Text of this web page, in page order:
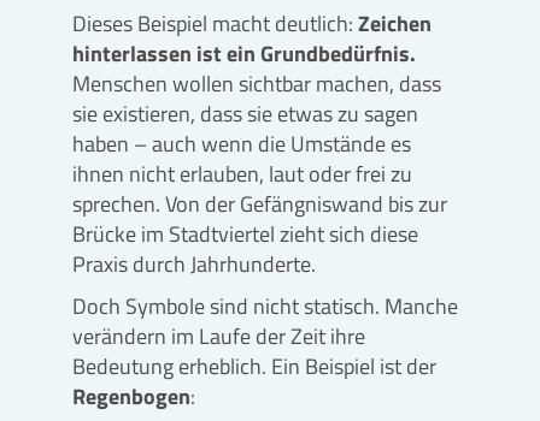
Dieses Beispiel macht deutlich:Zeichen
hinterlassen ist ein Grundbedürfnis.
Menschen wollen sichtbar machen, dass
sie existieren, dass sie etwas zu sagen
haben – auch wenn die Umstände es
ihnen nicht erlauben, laut oder frei zu
sprechen. Von der Gefängniswand bis zur
Brücke im Stadtviertel zieht sich diese
Praxis durch Jahrhunderte.
Doch Symbole sind nicht statisch. Manche
verändern im Laufe der Zeit ihre
Bedeutung erheblich. Ein Beispiel ist der
Regenbogen: